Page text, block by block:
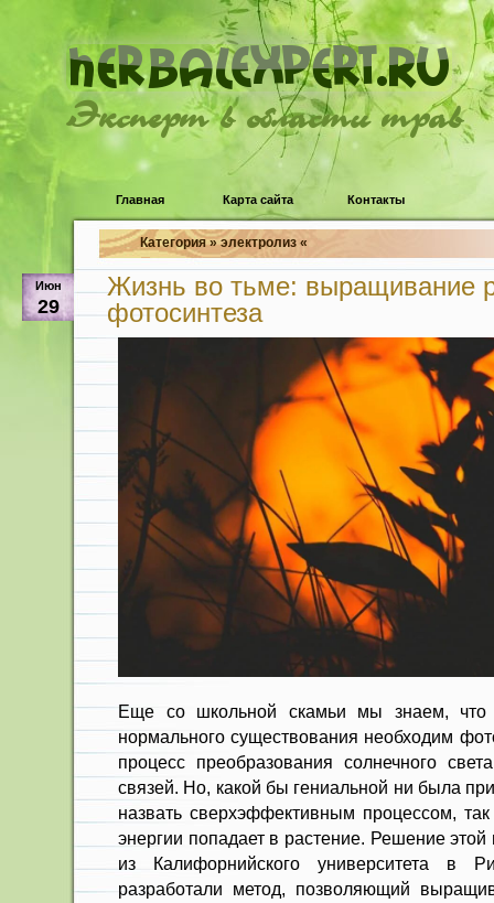
Эксперт в области трав
Главная Карта сайта Контакты
Категория » электролиз «
Июн
29
Жизнь во тьме: выращивание
фотосинтеза
Еще со школьной скамьи мы знаем, что
нормального существования необходим
процесс преобразования солнечного
связей. Но, какой бы гениальной ни была
назвать сверхэффективным процессом,
энергии попадает в растение. Решение
из Калифорнийского университета в
разработали метод, позволяющий